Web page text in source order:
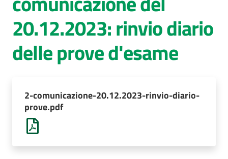
Luoghi di
cura
AUSL
20.12.2023: rinvio diario
delle prove d'esame
2-comunicazione-20.12.2023-rinvio-diario-
prove.pdf